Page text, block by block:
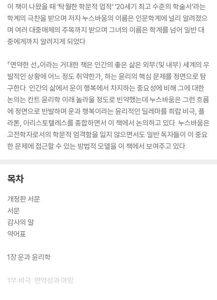
이 책이 나왔을 때 ‘탁월한 학문적 업적’ ‘20세기 최고 수준의 학술서’라는
학계의 극찬을 받으며 저자 누스바움의 이름은 인문학계에 널리 알려졌으
며 여러 대중매체의 주목까지 받으며 그녀의 이름은 학계를 넘어 일반 대
중에게까지 알려지게 되었다.
『연약한 선』이라는 거대한 책은 인간의 좋은 삶은 외부(및 내부) 세계의 우
발적인 상황에 어느 정도 취약한가, 하는 윤리의 핵심 문제를 정면으로 탐
구한다. 인간의 삶에서 운이 행복에서 차지하는 중요성에 비해 그에 대한
논의는 칸트 윤리학 이래 놀라울 정도로 빈약했는데 누스바움은 그런 흐름
에 정면으로 반발하며 운과 행복이라는 윤리적인 딜레마를 희랍 비극, 플
라톤, 아리스토텔레스를 종합하면서 이 책에서 논의하고 있다. 누스바움은
고전학자로서의 학문적 엄격함을 잃지 않으면서도 일반 독자들이 이 중요
한 문제에 접근할 수 있는 방법적 모델을 이 책에서 보여주고 있다.
목차
개정판 서문
서문
감사의 말
약어표
1장 운과 윤리학
1부 비극: 연약성과 야망